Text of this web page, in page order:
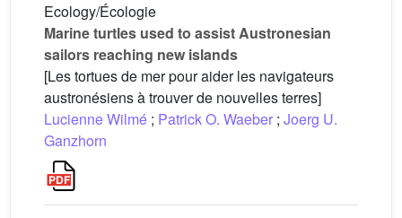
Ecology/Écologie
Marine turtles used to assist Austronesian
sailors reaching new islands
[Les tortues de mer pour aider les navigateurs
austronésiens à trouver de nouvelles terres]
Lucienne Wilmé ; Patrick O. Waeber ; Joerg U.
Ganzhorn